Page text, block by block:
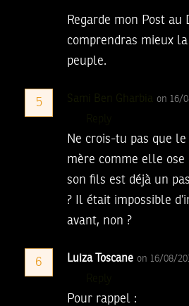
Regarde mon Post au
comprendras mieux
peuple.
5 Sami Ben Gharbia on 16/
Ne crois-tu pas que
mère comme elle ose
son fils est déjà un
? Il était impossible
avant, non ?
6 Luiza Toscane on 16/08/
Pour rappel :